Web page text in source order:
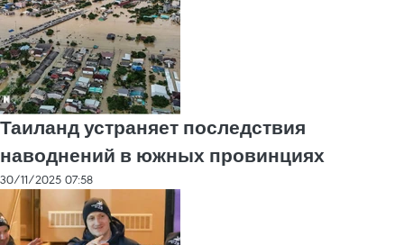
Таиланд устраняет последствия
наводнений в южных провинциях
30/11/2025 07:58